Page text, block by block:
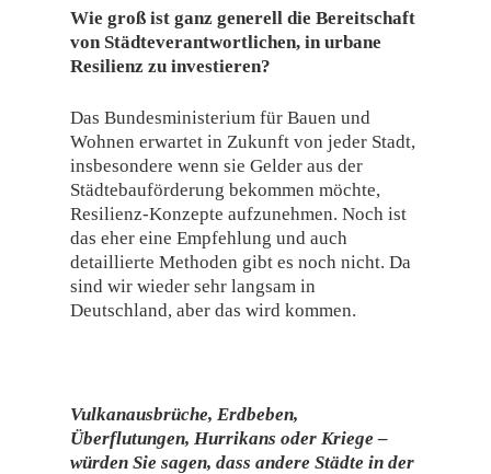
Wie groß ist ganz generell die Bereitschaft
von Städteverantwortlichen, in urbane
Resilienz zu investieren?
Das Bundesministerium für Bauen und
Wohnen erwartet in Zukunft von jeder Stadt,
insbesondere wenn sie Gelder aus der
Städtebauförderung bekommen möchte,
Resilienz-Konzepte aufzunehmen. Noch ist
das eher eine Empfehlung und auch
detaillierte Methoden gibt es noch nicht. Da
sind wir wieder sehr langsam in
Deutschland, aber das wird kommen.
Vulkanausbrüche, Erdbeben,
Überflutungen, Hurrikans oder Kriege –
würden Sie sagen, dass andere Städte in der